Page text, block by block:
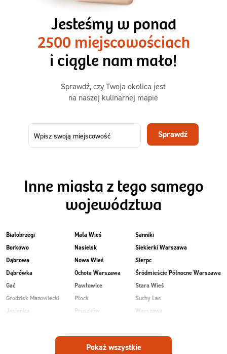
1500kcal - 2250kcal
3 sycące posiłki o większej objętości. Mniej dań,
ta sama wygoda!
50,31 zł
73,99
-32%
Menu
Jesteśmy w ponad
2500 miejscowościach
i ciągle nam mało!
Sprawdź, czy Twoja okolica jest
na naszej kulinarnej mapie
Sprawdź
Inne miasta z tego samego
województwa
Białobrzegi
Borkowo
Dąbrowa
Dąbrówka
Gać
Grodzisk Mazowiecki
Jasienica
Mała Wieś
Nasielsk
Nowa Wieś
Ochota Warszawa
Pawłowice
Płock
Pruszków
Radom
Ruda
Sanniki
Siekierki Warszawa
Sierpc
Śródmieście Północne Warszawa
Stara Wieś
Suchy Las
Warszawa
Wesoła
Zalesie
Pokaż wszystkie